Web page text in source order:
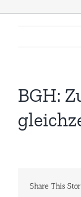
BGH:
Share This